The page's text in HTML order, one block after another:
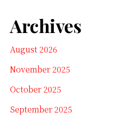
Archives
August 2026
November 2025
October 2025
September 2025